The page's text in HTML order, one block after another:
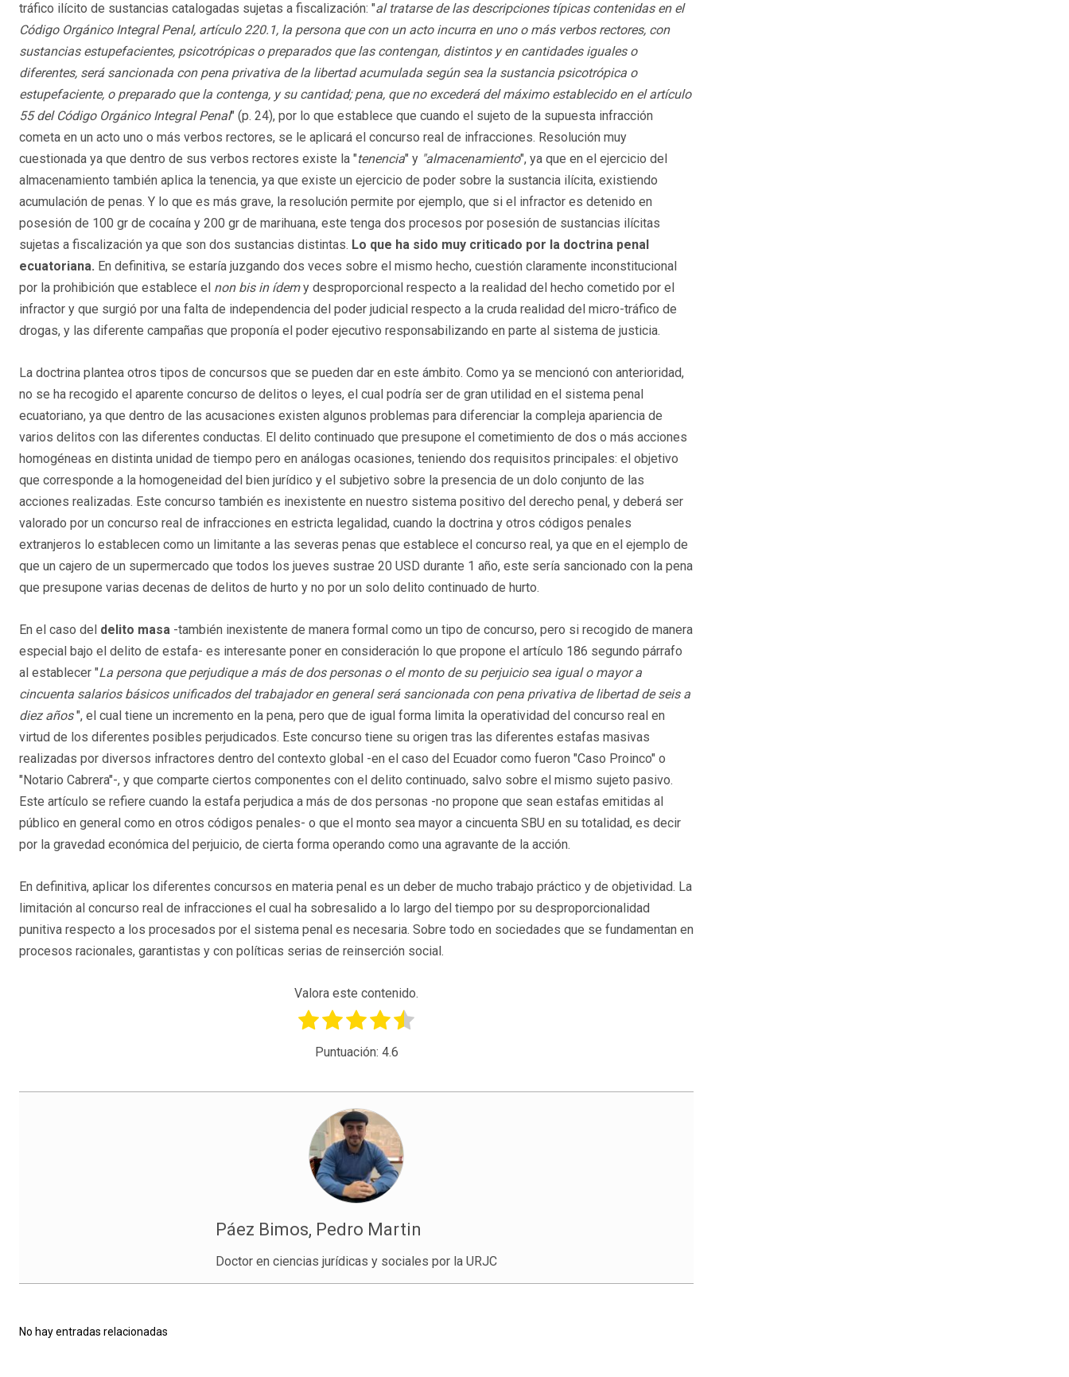
tráfico ilícito de sustancias catalogadas sujetas a fiscalización: "al tratarse de las descripciones típicas contenidas en el
Código Orgánico Integral Penal, artículo 220.1, la persona que con un acto incurra en uno o más verbos rectores, con
sustancias estupefacientes, psicotrópicas o preparados que las contengan, distintos y en cantidades iguales o
diferentes, será sancionada con pena privativa de la libertad acumulada según sea la sustancia psicotrópica o
estupefaciente, o preparado que la contenga, y su cantidad; pena, que no excederá del máximo establecido en el artículo
55 del Código Orgánico Integral Penal" (p. 24), por lo que establece que cuando el sujeto de la supuesta infracción
cometa en un acto uno o más verbos rectores, se le aplicará el concurso real de infracciones. Resolución muy
cuestionada ya que dentro de sus verbos rectores existe la "tenencia" y "almacenamiento", ya que en el ejercicio del
almacenamiento también aplica la tenencia, ya que existe un ejercicio de poder sobre la sustancia ilícita, existiendo
acumulación de penas. Y lo que es más grave, la resolución permite por ejemplo, que si el infractor es detenido en
posesión de 100 gr de cocaína y 200 gr de marihuana, este tenga dos procesos por posesión de sustancias ilícitas
sujetas a fiscalización ya que son dos sustancias distintas. Lo que ha sido muy criticado por la doctrina penal
ecuatoriana. En definitiva, se estaría juzgando dos veces sobre el mismo hecho, cuestión claramente inconstitucional
por la prohibición que establece el non bis in ídemy desproporcional respecto a la realidad del hecho cometido por el
infractor y que surgió por una falta de independencia del poder judicial respecto a la cruda realidad del micro-tráfico de
drogas, y las diferente campañas que proponía el poder ejecutivo responsabilizando en parte al sistema de justicia.
La doctrina plantea otros tipos de concursos que se pueden dar en este ámbito. Como ya se mencionó con anterioridad,
no se ha recogido el aparente concurso de delitos o leyes, el cual podría ser de gran utilidad en el sistema penal
ecuatoriano, ya que dentro de las acusaciones existen algunos problemas para diferenciar la compleja apariencia de
varios delitos con las diferentes conductas. El delito continuado que presupone el cometimiento de dos o más acciones
homogéneas en distinta unidad de tiempo pero en análogas ocasiones, teniendo dos requisitos principales: el objetivo
que corresponde a la homogeneidad del bien jurídico y el subjetivo sobre la presencia de un dolo conjunto de las
acciones realizadas. Este concurso también es inexistente en nuestro sistema positivo del derecho penal, y deberá ser
valorado por un concurso real de infracciones en estricta legalidad, cuando la doctrina y otros códigos penales
extranjeros lo establecen como un limitante a las severas penas que establece el concurso real, ya que en el ejemplo de
que un cajero de un supermercado que todos los jueves sustrae 20 USD durante 1 año, este sería sancionado con la pena
que presupone varias decenas de delitos de hurto y no por un solo delito continuado de hurto.
En el caso del delito masa -también inexistente de manera formal como un tipo de concurso, pero si recogido de manera
especial bajo el delito de estafa- es interesante poner en consideración lo que propone el artículo 186 segundo párrafo
al establecer "La persona que perjudique a más de dos personas o el monto de su perjuicio sea igual o mayor a
cincuenta salarios básicos unificados del trabajador en general será sancionada con pena privativa de libertad de seis a
diez años", el cual tiene un incremento en la pena, pero que de igual forma limita la operatividad del concurso real en
virtud de los diferentes posibles perjudicados. Este concurso tiene su origen tras las diferentes estafas masivas
realizadas por diversos infractores dentro del contexto global -en el caso del Ecuador como fueron "Caso Proinco" o
"Notario Cabrera"-, y que comparte ciertos componentes con el delito continuado, salvo sobre el mismo sujeto pasivo.
Este artículo se refiere cuando la estafa perjudica a más de dos personas -no propone que sean estafas emitidas al
público en general como en otros códigos penales- o que el monto sea mayor a cincuenta SBU en su totalidad, es decir
por la gravedad económica del perjuicio, de cierta forma operando como una agravante de la acción.
En definitiva, aplicar los diferentes concursos en materia penal es un deber de mucho trabajo práctico y de objetividad. La
limitación al concurso real de infracciones el cual ha sobresalido a lo largo del tiempo por su desproporcionalidad
punitiva respecto a los procesados por el sistema penal es necesaria. Sobre todo en sociedades que se fundamentan en
procesos racionales, garantistas y con políticas serias de reinserción social.
Valora este contenido.
Puntuación: 4.6
Páez Bimos, Pedro Martin
Doctor en ciencias jurídicas y sociales por la URJC
No hay entradas relacionadas